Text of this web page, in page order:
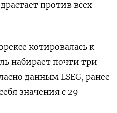
против всех
котировалась к
‍набирает почти три
данным LSEG, ранее
значения с 29